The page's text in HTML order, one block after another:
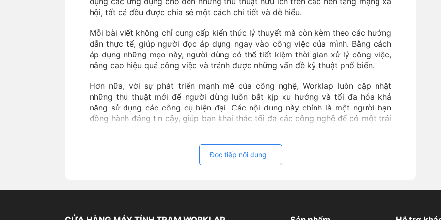
hội, tất cả đều được chia sẻ một cách chi tiết và dễ hiểu.
Mỗi bài viết không chỉ cung cấp kiến thức lý thuyết mà còn kèm theo các hướng
dẫn thực tế, giúp người đọc áp dụng ngay vào công việc của mình. Bằng cách
áp dụng những mẹo này, người dùng có thể tiết kiệm thời gian xử lý công việc,
nâng cao hiệu quả công việc và tránh được những vấn đề kỹ thuật phổ biến.
Hơn nữa, với sự phát triển mạnh mẽ của công nghệ, Worklap luôn cập nhật
những thủ thuật mới để người dùng luôn bắt kịp xu hướng và tối đa hóa khả
năng sử dụng các công cụ hiện đại. Các nội dung này chính là một người bạn
đồng hành đáng tin cậy, giúp bạn khai thác tối đa các công nghệ để có một trải
Đọc tiếp nội dung